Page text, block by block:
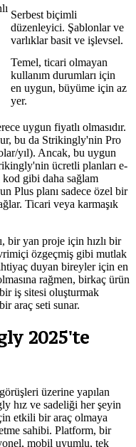
Serbest biçimli
düzenleyici. Şablonlar ve
varlıklar basit ve işlevsel.
Temel, ticari olmayan
kullanım durumları için
en uygun, büyüme için az
yer.
uygun fiyatlı olmasıdır.
bu da Strikingly'nin Pro
yıl). Ancak, bu uygun
ücretli planları e-
gibi daha sağlam
Plus planı sadece özel bir
Ticari veya karmaşık
bir yan proje için hızlı bir
özgeçmiş gibi mutlak
duyan bireyler için en
rağmen, birkaç ürün
iş sitesi oluşturmak
araç seti sunar.
2025'te
üzerine yapılan
hız ve sadeliği her şeyin
etkili bir araç olmaya
sahibi. Platform, bir
mobil uyumlu, tek